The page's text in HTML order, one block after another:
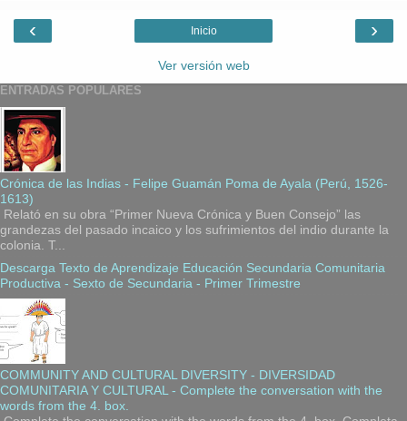
‹ ›
Inicio
Ver versión web
ENTRADAS POPULARES
Crónica de las Indias - Felipe Guamán Poma de Ayala (Perú, 1526-
1613)
Relató en su obra “Primer Nueva Crónica y Buen Consejo” las
grandezas del pasado incaico y los sufrimientos del indio durante la
colonia. T...
Descarga Texto de Aprendizaje Educación Secundaria Comunitaria
Productiva - Sexto de Secundaria - Primer Trimestre
COMMUNITY AND CULTURAL DIVERSITY - DIVERSIDAD
COMUNITARIA Y CULTURAL - Complete the conversation with the
words from the 4. box.